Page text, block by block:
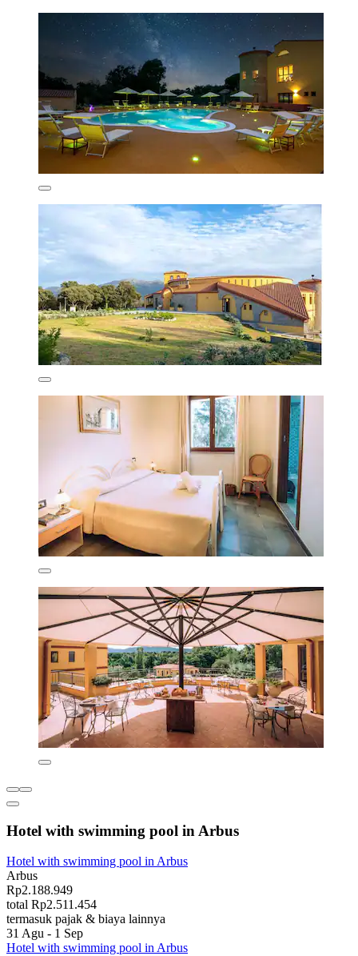
Hotel with swimming pool in Arbus
Hotel with swimming pool in Arbus
Arbus
Rp2.188.949
total Rp2.511.454
termasuk pajak & biaya lainnya
31 Agu - 1 Sep
Hotel with swimming pool in Arbus